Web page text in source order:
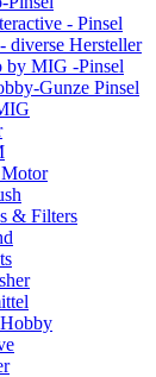
- Pinsel
diverse Hersteller
by MIG -Pinsel
Gunze Pinsel
& Filters